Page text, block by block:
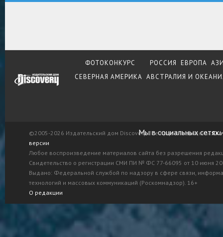
ФОТОКОНКУРС РОССИЯ ЕВРОПА
СЕВЕРНАЯ АМЕРИКА АВСТРАЛИЯ И
©2005-2026 Издательский дом Discovery. Все права защищены.
версии
Любое воспроизведение материалов сайта без разрешения
Свидетельство о регистрации СМИ ПИ № ФС 77-66095 от 10 июня
Выдано: Федеральной службой по надзору в сфере связи,
технологий и массовых коммуникаций (Роскомнадзор). 16+
О редакции
Мы в социальных сетях: